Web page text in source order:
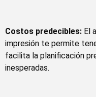
Costos predecibles: El
impresión te permite
facilita la planificación
inesperadas.